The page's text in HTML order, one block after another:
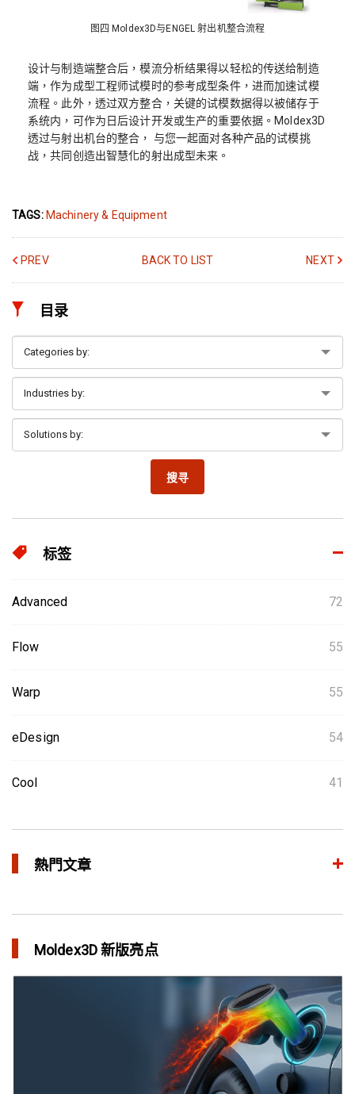
图四 Moldex3D与ENGEL 射出机整合流程
设计与制造端整合后，模流分析结果得以轻松的传送给制造
端，作为成型工程师试模时的参考成型条件，进而加速试模
流程。此外，透过双方整合，关键的试模数据得以被储存于
系统内，可作为日后设计开发或生产的重要依据。Moldex3D
透过与射出机台的整合， 与您一起面对各种产品的试模挑
战，共同创造出智慧化的射出成型未来。
TAGS:Machinery & Equipment
PREV BACK TO LIST NEXT
目录
搜寻
标签
Advanced 72
Flow 55
Warp 55
eDesign 54
Cool 41
熱門文章
Moldex3D 新版亮点